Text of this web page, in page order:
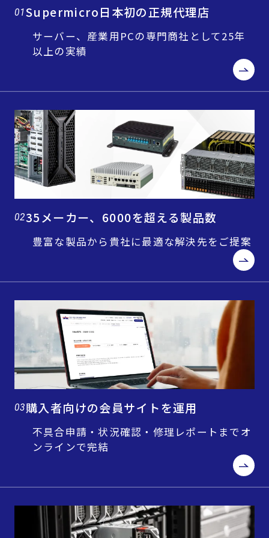
01Supermicro日本初の正規代理店
サーバー、産業用PCの専門商社として25年
以上の実績
0235メーカー、6000を超える製品数
豊富な製品から貴社に最適な解決先をご提案
03購入者向けの会員サイトを運用
不具合申請・状況確認・修理レポートまでオ
ンラインで完結